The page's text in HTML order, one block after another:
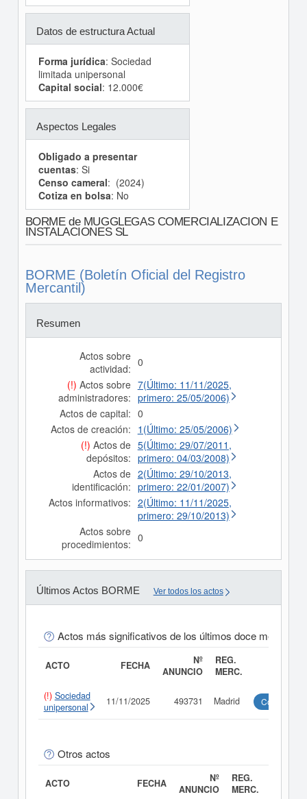
Datos de estructura Actual
Forma jurídica: Sociedad
limitada unipersonal
Capital social: 12.000€
Aspectos Legales
Obligado a presentar
cuentas: Si
Censo cameral: (2024)
Cotiza en bolsa: No
BORME de MUGGLEGAS COMERCIALIZACION E
INSTALACIONES SL
BORME (Boletín Oficial del Registro
Mercantil)
Resumen
Actos sobre
actividad: 0
(!) Actos sobre
administradores:
7(Último: 11/11/2025,
primero: 25/05/2006)
Actos de capital: 0
Actos de creación: 1(Último: 25/05/2006)
(!) Actos de
depósitos:
5(Último: 29/07/2011,
primero: 04/03/2008)
Actos de
identificación:
2(Último: 29/10/2013,
primero: 22/01/2007)
Actos informativos: 2(Último: 11/11/2025,
primero: 29/10/2013)
Actos sobre
procedimientos: 0
Últimos Actos BORME Ver todos los actos
Actos más significativos de los últimos doce meses
ACTO FECHA
Nº
ANUNCIO
REG.
MERC.
(!) Sociedad
unipersonal
11/11/2025 493731 Madrid Consultar
Otros actos
ACTO FECHA
Nº
ANUNCIO
REG.
MERC.